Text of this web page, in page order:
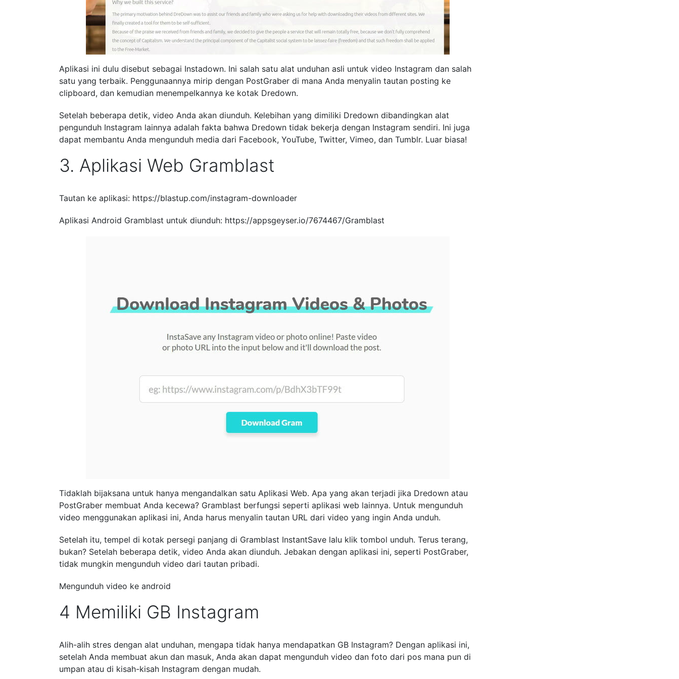
Aplikasi ini dulu disebut sebagai Instadown. Ini salah satu alat unduhan asli untuk video Instagram dan salah
satu yang terbaik. Penggunaannya mirip dengan PostGraber di mana Anda menyalin tautan posting ke
clipboard, dan kemudian menempelkannya ke kotak Dredown.
Setelah beberapa detik, video Anda akan diunduh. Kelebihan yang dimiliki Dredown dibandingkan alat
pengunduh Instagram lainnya adalah fakta bahwa Dredown tidak bekerja dengan Instagram sendiri. Ini juga
dapat membantu Anda mengunduh media dari Facebook, YouTube, Twitter, Vimeo, dan Tumblr. Luar biasa!
3. Aplikasi Web Gramblast
Tautan ke aplikasi: https://blastup.com/instagram-downloader
Aplikasi Android Gramblast untuk diunduh: https://appsgeyser.io/7674467/Gramblast
Tidaklah bijaksana untuk hanya mengandalkan satu Aplikasi Web. Apa yang akan terjadi jika Dredown atau
PostGraber membuat Anda kecewa? Gramblast berfungsi seperti aplikasi web lainnya. Untuk mengunduh
video menggunakan aplikasi ini, Anda harus menyalin tautan URL dari video yang ingin Anda unduh.
Setelah itu, tempel di kotak persegi panjang di Gramblast InstantSave lalu klik tombol unduh. Terus terang,
bukan? Setelah beberapa detik, video Anda akan diunduh. Jebakan dengan aplikasi ini, seperti PostGraber,
tidak mungkin mengunduh video dari tautan pribadi.
Mengunduh video ke android
4 Memiliki GB Instagram
Alih-alih stres dengan alat unduhan, mengapa tidak hanya mendapatkan GB Instagram? Dengan aplikasi ini,
setelah Anda membuat akun dan masuk, Anda akan dapat mengunduh video dan foto dari pos mana pun di
umpan atau di kisah-kisah Instagram dengan mudah.